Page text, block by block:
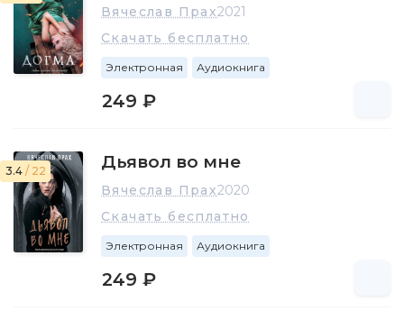
Вячеслав Прах2021
Скачать бесплатно
Электронная Аудиокнига
249 ₽
3.4 / 22 Дьявол во мне
Вячеслав Прах2020
Скачать бесплатно
Электронная Аудиокнига
249 ₽